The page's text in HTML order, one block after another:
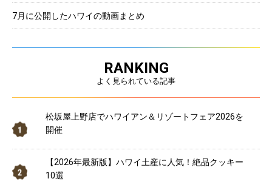
7月に公開したハワイの動画まとめ
RANKING
よく見られている記事
松坂屋上野店でハワイアン＆リゾートフェア2026を
開催
【2026年最新版】ハワイ土産に人気！絶品クッキー
10選